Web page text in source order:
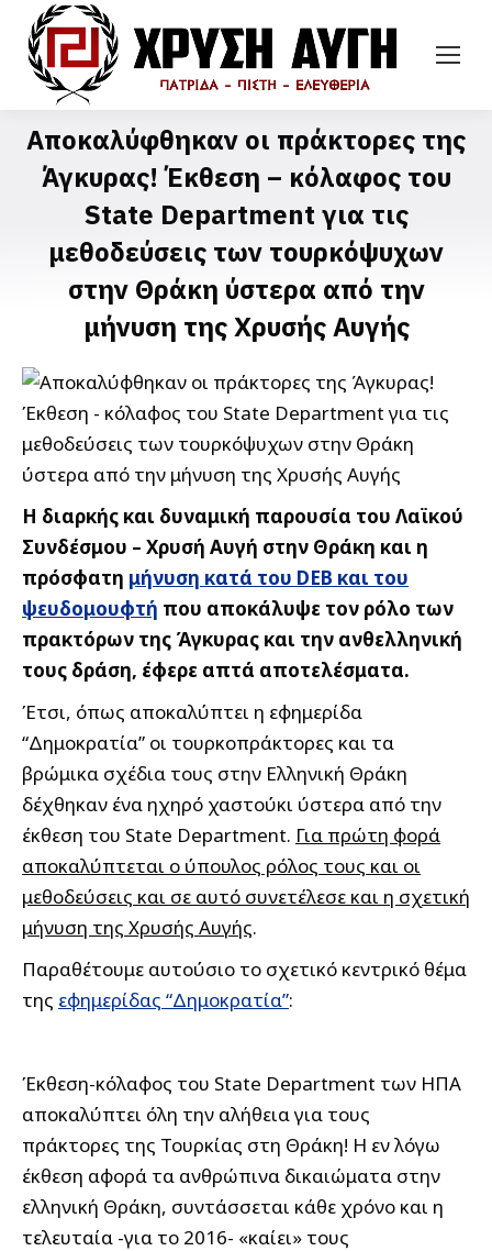
Αποκαλύφθηκαν οι πράκτορες της
Άγκυρας! Έκθεση – κόλαφος του
State Department για τις
μεθοδεύσεις των τουρκόψυχων
στην Θράκη ύστερα από την
μήνυση της Χρυσής Αυγής
Η διαρκής και δυναμική παρουσία του Λαϊκού
Συνδέσμου – Χρυσή Αυγή στην Θράκη και η
πρόσφατη μήνυση κατά του DEB και του
ψευδομουφτή που αποκάλυψε τον ρόλο των
πρακτόρων της Άγκυρας και την ανθελληνική
τους δράση, έφερε απτά αποτελέσματα.
Έτσι, όπως αποκαλύπτει η εφημερίδα
“Δημοκρατία” οι τουρκοπράκτορες και τα
βρώμικα σχέδια τους στην Ελληνική Θράκη
δέχθηκαν ένα ηχηρό χαστούκι ύστερα από την
έκθεση του State Department. Για πρώτη φορά
αποκαλύπτεται ο ύπουλος ρόλος τους και οι
μεθοδεύσεις και σε αυτό συνετέλεσε και η σχετική
μήνυση της Χρυσής Αυγής.
Παραθέτουμε αυτούσιο το σχετικό κεντρικό θέμα
της εφημερίδας “Δημοκρατία”:
Έκθεση-κόλαφος του State Department των ΗΠΑ
αποκαλύπτει όλη την αλήθεια για τους
πράκτορες της Τουρκίας στη Θράκη! Η εν λόγω
έκθεση αφορά τα ανθρώπινα δικαιώματα στην
ελληνική Θράκη, συντάσσεται κάθε χρόνο και η
τελευταία -για το 2016- «καίει» τους